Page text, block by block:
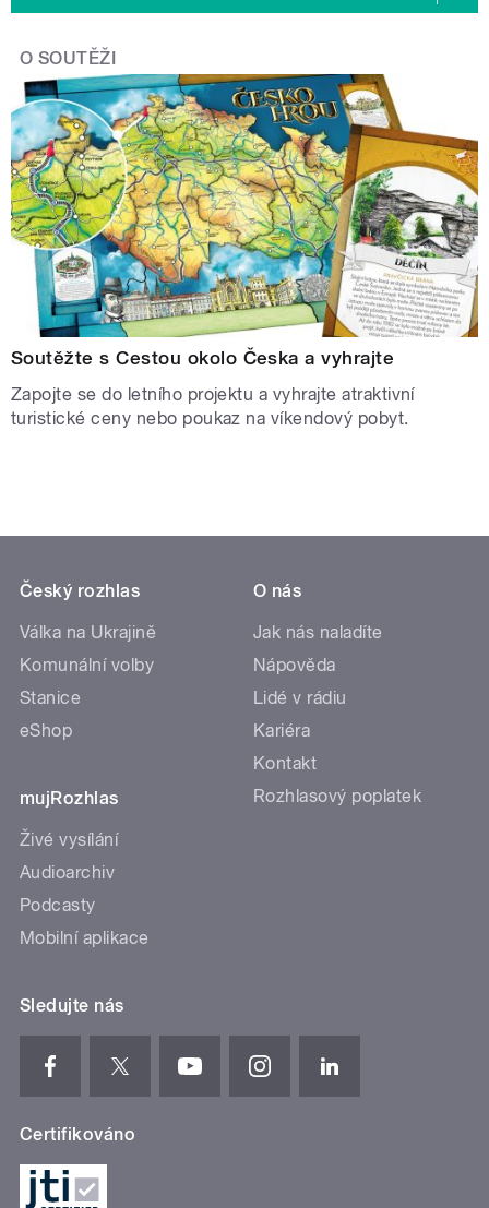
O SOUTĚŽI
Soutěžte s Cestou okolo Česka a vyhrajte
Zapojte se do letního projektu a vyhrajte atraktivní
turistické ceny nebo poukaz na víkendový pobyt.
Český rozhlas
Válka na Ukrajině
Komunální volby
Stanice
eShop
mujRozhlas
Živé vysílání
Audioarchiv
Podcasty
Mobilní aplikace
O nás
Jak nás naladíte
Nápověda
Lidé v rádiu
Kariéra
Kontakt
Rozhlasový poplatek
Sledujte nás
Certifikováno